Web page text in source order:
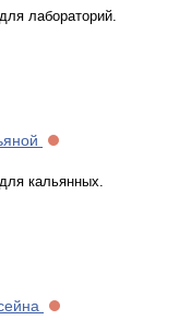
лабораторий.
кальянных.